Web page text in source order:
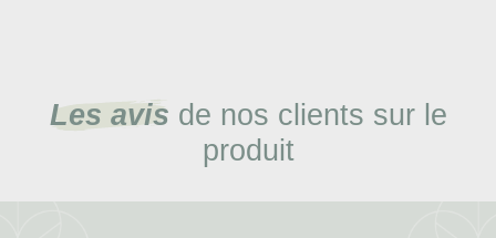
Les avis de nos clients sur le
produit